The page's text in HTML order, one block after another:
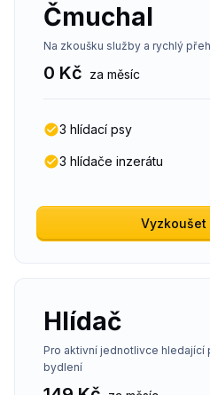
Čmuchal
Na zkoušku služby a rychlý
0 Kč za měsíc
3 hlídací psy
3 hlídače inzerátu
Vyzkoušet
Hlídač
Pro aktivní jednotlivce hledající
bydlení